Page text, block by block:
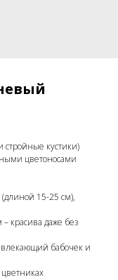
кустики)
цветоносами
(длиной 15-25 см),
красива даже без
бабочек и
цветниках